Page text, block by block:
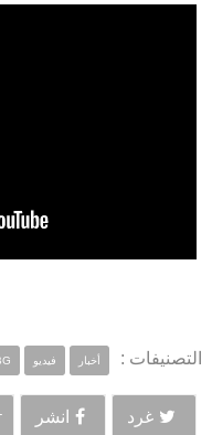
التصنيفات : أخبار فيديو
غرد انشر